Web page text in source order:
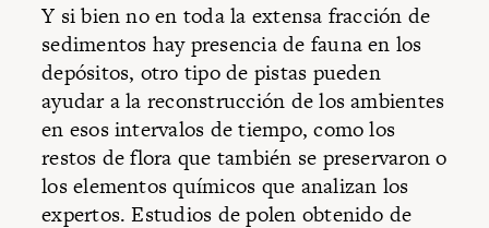
Y si bien no en toda la extensa fracción de
sedimentos hay presencia de fauna en los
depósitos, otro tipo de pistas pueden
ayudar a la reconstrucción de los ambientes
en esos intervalos de tiempo, como los
restos de flora que también se preservaron o
los elementos químicos que analizan los
expertos. Estudios de polen obtenido de